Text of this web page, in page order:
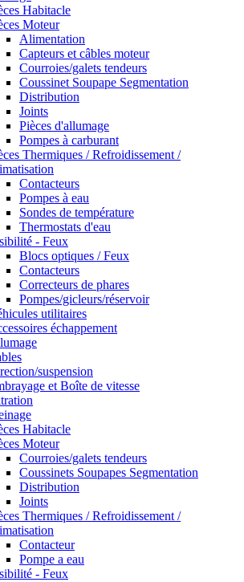
Habitacle
Moteur
Alimentation
Capteurs et câbles moteur
Courroies/galets tendeurs
Coussinet Soupape Segmentation
Distribution
Joints
Pièces d'allumage
Pompes à carburant
Thermiques / Refroidissement /
Contacteurs
Pompes à eau
Sondes de température
Thermostats d'eau
- Feux
Blocs optiques / Feux
Contacteurs
Correcteurs de phares
Pompes/gicleurs/réservoir
utilitaires
échappement
suspension
et Boîte de vitesse
Habitacle
Moteur
Courroies/galets tendeurs
Coussinets Soupapes Segmentation
Distribution
Joints
Thermiques / Refroidissement /
Contacteur
Pompe a eau
- Feux